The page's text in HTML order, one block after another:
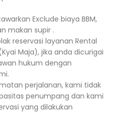
Exclude biaya BBM,
makan supir .
reservasi layanan Rental
Maja), jika anda dicurigai
hukum dengan
perjalanan, kami tidak
penumpang dan kami
yang dilakukan